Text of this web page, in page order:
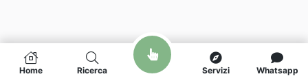
Home Ricerca Servizi Whatsapp